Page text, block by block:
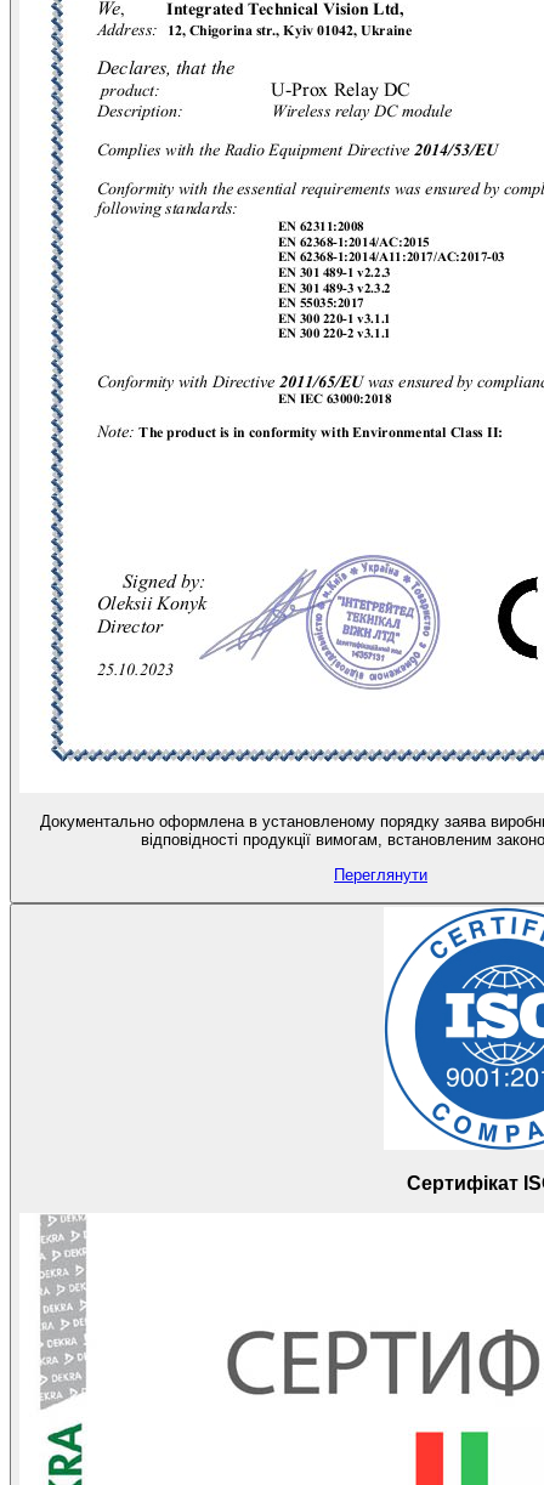
Документально оформлена в установленому порядку заява
відповідності продукції вимогам, встановленим
Переглянути
Сертифікат